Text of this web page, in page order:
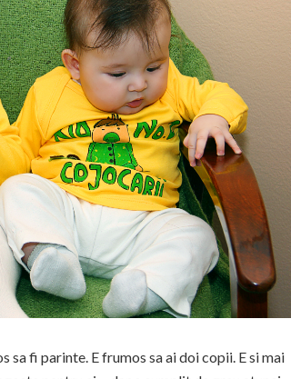
fi parinte. E frumos sa ai doi copii. E si mai